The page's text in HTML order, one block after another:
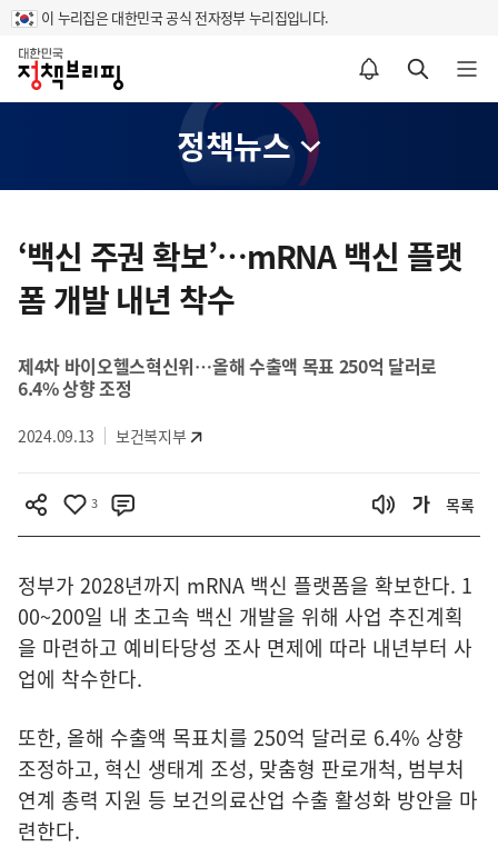
이 누리집은 대한민국 공식 전자정부 누리집입니다.
홈
알림설정 바로가기 검색 바로가기 메뉴 열기
정책뉴스
텐
영
‘백신 주권 확보’…mRNA 백신 플랫
폼 개발 내년 착수
제4차 바이오헬스혁신위…올해 수출액 목표 250억 달러로
6.4% 상향 조정
2024.09.13 보건복지부
3 목록
정부가 2028년까지 mRNA 백신 플랫폼을 확보한다. 1
00~200일 내 초고속 백신 개발을 위해 사업 추진계획
을 마련하고 예비타당성 조사 면제에 따라 내년부터 사
업에 착수한다.
또한, 올해 수출액 목표치를 250억 달러로 6.4% 상향
조정하고, 혁신 생태계 조성, 맞춤형 판로개척, 범부처
연계 총력 지원 등 보건의료산업 수출 활성화 방안을 마
련한다.